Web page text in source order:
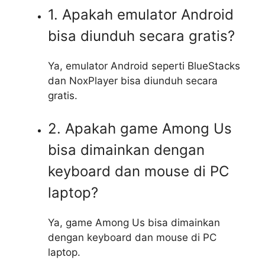
1. Apakah emulator Android
bisa diunduh secara gratis?
Ya, emulator Android seperti BlueStacks
dan NoxPlayer bisa diunduh secara
gratis.
2. Apakah game Among Us
bisa dimainkan dengan
keyboard dan mouse di PC
laptop?
Ya, game Among Us bisa dimainkan
dengan keyboard dan mouse di PC
laptop.